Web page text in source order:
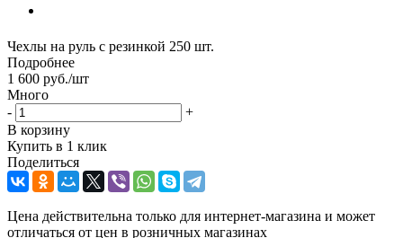
Чехлы на руль с резинкой 250 шт.
Подробнее
1 600 руб./шт
Много
-
+
В корзину
Купить в 1 клик
Поделиться
Цена действительна только для интернет-магазина и может
отличаться от цен в розничных магазинах